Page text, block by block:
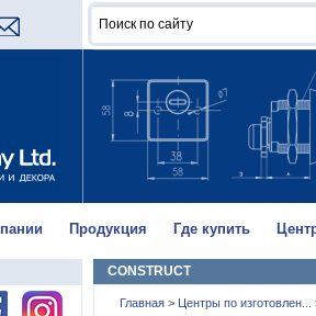
Продукция Где купить
CONSTRUCT
Главная > Центры по изготовлен...